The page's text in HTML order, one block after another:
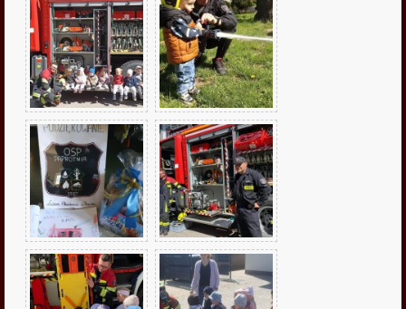
 fałszywe alarmy